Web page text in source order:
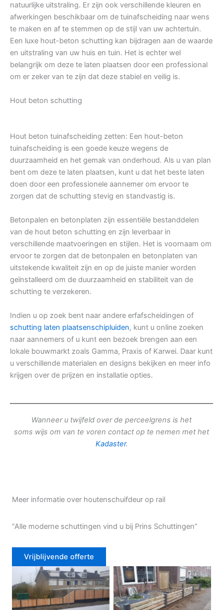
natuurlijke uitstraling. Er zijn ook verschillende kleuren en
afwerkingen beschikbaar om de tuinafscheiding naar wens
te maken en af te stemmen op de stijl van uw achtertuin.
Een luxe hout-beton schutting kan bijdragen aan de waarde
en uitstraling van uw huis en tuin. Het is echter wel
belangrijk om deze te laten plaatsen door een professional
om er zeker van te zijn dat deze stabiel en veilig is.
Hout beton schutting
Hout beton tuinafscheiding zetten: Een hout-beton
tuinafscheiding is een goede keuze wegens de
duurzaamheid en het gemak van onderhoud. Als u van plan
bent om deze te laten plaatsen, kunt u dat het beste laten
doen door een professionele aannemer om ervoor te
zorgen dat de schutting stevig en standvastig is.
Betonpalen en betonplaten zijn essentiële bestanddelen
van de hout beton schutting en zijn leverbaar in
verschillende maatvoeringen en stijlen. Het is voornaam om
ervoor te zorgen dat de betonpalen en betonplaten van
uitstekende kwaliteit zijn en op de juiste manier worden
geïnstalleerd om de duurzaamheid en stabiliteit van de
schutting te verzekeren.
Indien u op zoek bent naar andere erfafscheidingen of
schutting laten plaatsenschipluiden, kunt u online zoeken
naar aannemers of u kunt een bezoek brengen aan een
lokale bouwmarkt zoals Gamma, Praxis of Karwei. Daar kunt
u verschillende materialen en designs bekijken en meer info
krijgen over de prijzen en installatie opties.
Wanneer u twijfeld over de perceelgrens is het
soms wijs om van te voren contact op te nemen met het
Kadaster.
Meer informatie over houtenschuifdeur op rail
“Alle moderne schuttingen vind u bij Prins Schuttingen”
Vrijblijvende offerte
Douglas schutting Tuinhek voortuin